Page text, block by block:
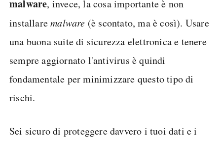
malware, invece, la cosa importante è non
installaremalware (è scontato, ma è così). Usare
una buona suite di sicurezza elettronica e tenere
sempre aggiornato l'antivirus è quindi
fondamentale per minimizzare questo tipo di
rischi.
Sei sicuro di proteggere davvero i tuoi dati e i